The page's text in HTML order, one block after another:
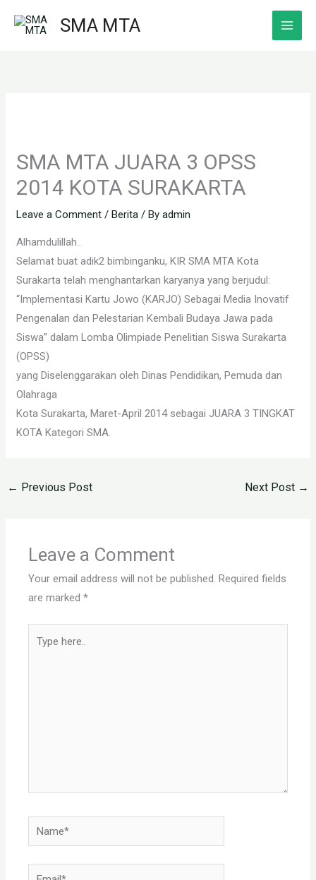
SMA MTA
SMA MTA JUARA 3 OPSS
2014 KOTA SURAKARTA
Leave a Comment /Berita / Byadmin
Alhamdulillah..
Selamat buat adik2 bimbinganku, KIR SMA MTA Kota
Surakarta telah menghantarkan karyanya yang berjudul:
“Implementasi Kartu Jowo (KARJO) Sebagai Media Inovatif
Pengenalan dan Pelestarian Kembali Budaya Jawa pada
Siswa” dalam Lomba Olimpiade Penelitian Siswa Surakarta
(OPSS)
yang Diselenggarakan oleh Dinas Pendidikan, Pemuda dan
Olahraga
Kota Surakarta, Maret-April 2014 sebagai JUARA 3 TINGKAT
KOTA Kategori SMA.
← Previous Post Next Post →
Leave a Comment
Your email address will not be published. Required fields
are marked*
here..
Name*
Email*